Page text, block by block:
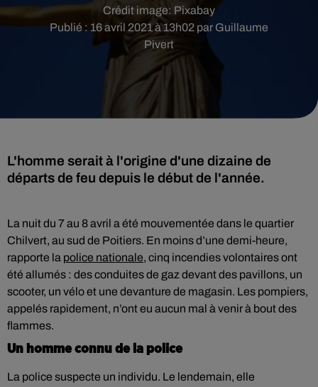
Publié : 16 avril 2021 à 13h02 par Guillaume
Pivert
Crédit image: Pixabay
L'homme serait à l'origine d'une dizaine de
départs de feu depuis le début de l'année.
La nuit du 7 au 8 avril a été mouvementée dans le quartier
Chilvert, au sud de Poitiers. En moins d’une demi-heure,
rapporte la police nationale, cinq incendies volontaires ont
été allumés : des conduites de gaz devant des pavillons, un
scooter, un vélo et une devanture de magasin. Les pompiers,
appelés rapidement, n’ont eu aucun mal à venir à bout des
flammes.
Un homme connu de la police
La police suspecte un individu. Le lendemain, elle